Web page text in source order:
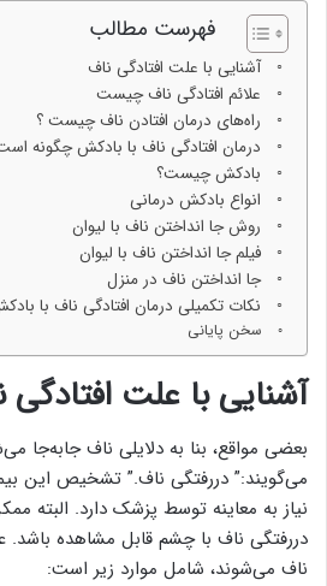
فهرست مطالب
آشنایی با علت افتادگی ناف
علائم افتادگی ناف چیست
راه‌های درمان افتادن ناف چیست ؟
درمان افتادگی ناف با بادکش چگونه
بادکش چیست؟
انواع بادکش درمانی
روش جا انداختن ناف با لیوان
فیلم جا انداختن ناف با لیوان
جا انداختن ناف در منزل
نکات تکمیلی درمان افتادگی ناف با
سخن پایانی
آشنایی با علت افتادگی
بعضی مواقع، بنا به دلایلی ناف جابه‌جا
می‌گویند:” دررفتگی ناف.” تشخیص
نیاز به معاینه توسط پزشک دارد. البته
دررفتگی ناف با چشم قابل مشاهده باشد.
ناف می‌شوند، شامل موارد زیر است: